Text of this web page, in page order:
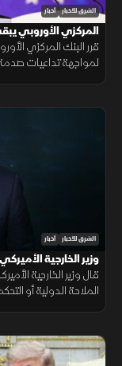
الشرق للأخبار أخبار
المركزي الأوروبي
قرر البنك المركزي
لمواجهة تداعيات
الشرق للأخبار أخبار
وزير الخارجية
قال وزير الخارجية
الملاحة الدولية أو